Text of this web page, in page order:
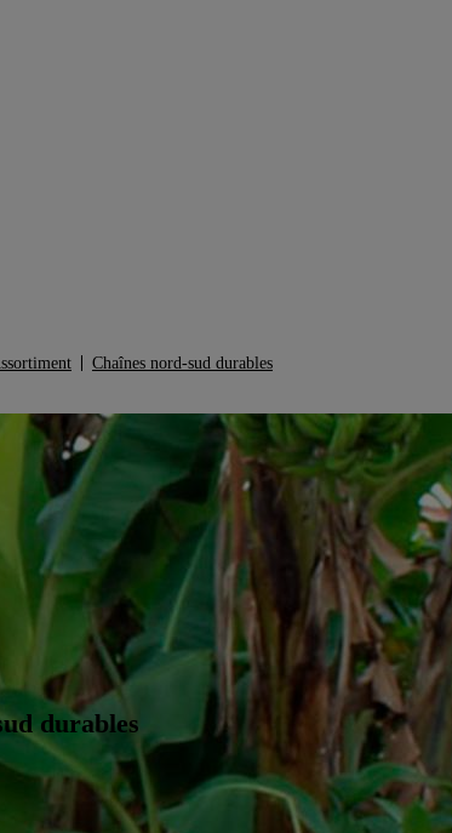
Chaînes nord-sud durables
durables